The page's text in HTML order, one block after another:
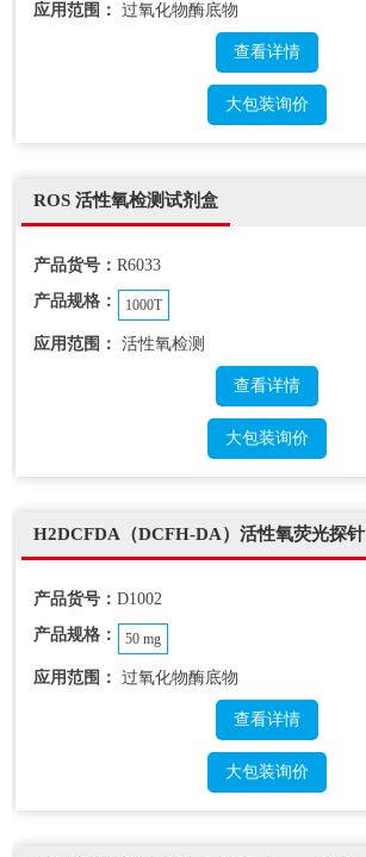
应用范围： 过氧化物酶底物
查看详情
大包装询价
ROS 活性氧检测试剂盒
产品货号： R6033
产品规格：
1000T
应用范围： 活性氧检测
查看详情
大包装询价
H2DCFDA（DCFH-DA）活性氧荧光探针
产品货号： D1002
产品规格：
50 mg
应用范围： 过氧化物酶底物
查看详情
大包装询价